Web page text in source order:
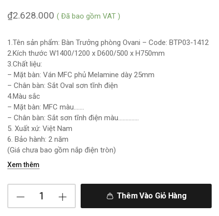
2.628.000
₫ ( Đã bao gồm VAT )
1.Tên sản phẩm: Bàn Trưởng phòng Ovani – Code: BTP03-1412
2.Kích thước W1400/1200 x D600/500 x H750mm
3.Chất liệu:
– Mặt bàn: Ván MFC phủ Melamine dày 25mm
– Chân bàn: Sắt Oval sơn tĩnh điện
4.Màu sắc
– Mặt bàn: MFC màu…….
– Chân bàn: Sắt sơn tĩnh điện màu…………..
5. Xuất xứ: Việt Nam
6. Bảo hành: 2 năm
(Giá chưa bao gồm nắp điện tròn)
Xem thêm
Thêm Vào Giỏ Hàng